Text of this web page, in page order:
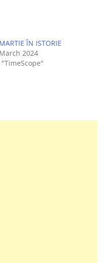
ÎN ISTORIE
2024